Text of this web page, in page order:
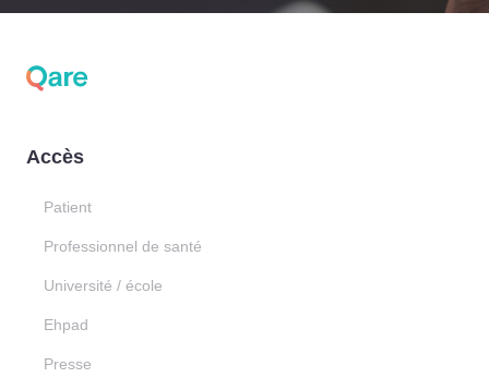
Accès
Patient
Professionnel de santé
Université / école
Ehpad
Presse